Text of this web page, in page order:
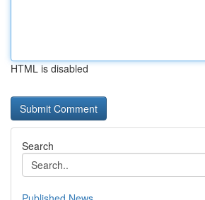
HTML is disabled
Search